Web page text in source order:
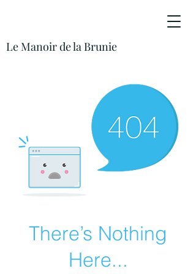
Le Manoir de la Brunie
There’s Nothing
Here...